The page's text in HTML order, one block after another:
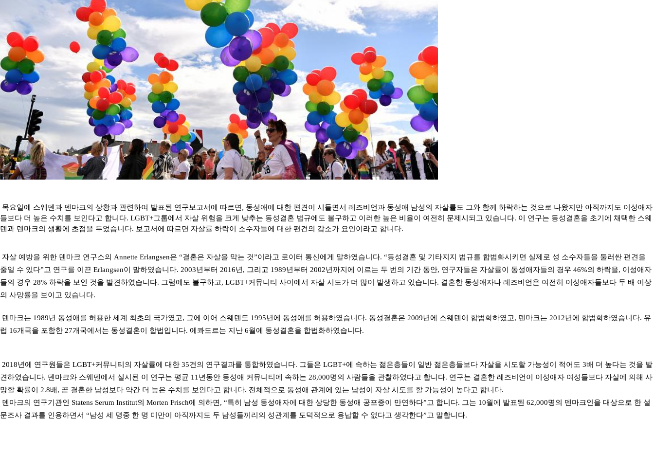
목요일에 스웨덴과 덴마크의 상황과 관련하여 발표된 연구보고서에 따르면, 동성애에 대한 편견이 시들면서 레즈비언과 동성애 남성의 자살률도 그와 함께 하락하는 것으로 나왔지만 아직까지도 이성애자
들보다 더 높은 수치를 보인다고 합니다. LGBT+그룹에서 자살 위험을 크게 낮추는 동성결혼 법규에도 불구하고 이러한 높은 비율이 여전히 문제시되고 있습니다. 이 연구는 동성결혼을 초기에 채택한 스웨
덴과 덴마크의 생활에 초점을 두었습니다. 보고서에 따르면 자살률 하락이 소수자들에 대한 편견의 감소가 요인이라고 합니다.
자살 예방을 위한 덴마크 연구소의 Annette Erlangsen은 “결혼은 자살을 막는 것”이라고 로이터 통신에게 말하였습니다. “동성결혼 및 기타지지 법규를 합법화시키면 실제로 성 소수자들을 둘러싼 편견을
줄일 수 있다”고 연구를 이끈 Erlangsen이 말하였습니다. 2003년부터 2016년, 그리고 1989년부터 2002년까지에 이르는 두 번의 기간 동안, 연구자들은 자살률이 동성애자들의 경우 46%의 하락을, 이성애자
들의 경우 28% 하락을 보인 것을 발견하였습니다. 그럼에도 불구하고, LGBT+커뮤니티 사이에서 자살 시도가 더 많이 발생하고 있습니다. 결혼한 동성애자나 레즈비언은 여전히 이성애자들보다 두 배 이상
의 사망률을 보이고 있습니다.
덴마크는 1989년 동성애를 허용한 세계 최초의 국가였고, 그에 이어 스웨덴도 1995년에 동성애를 허용하였습니다. 동성결혼은 2009년에 스웨덴이 합법화하였고, 덴마크는 2012년에 합법화하였습니다. 유
럽 16개국을 포함한 27개국에서는 동성결혼이 합법입니다. 에콰도르는 지난 6월에 동성결혼을 합법화하였습니다.
2018년에 연구원들은 LGBT+커뮤니티의 자살률에 대한 35건의 연구결과를 통합하였습니다. 그들은 LGBT+에 속하는 젊은층들이 일반 젊은층들보다 자살을 시도할 가능성이 적어도 3배 더 높다는 것을 발
견하였습니다. 덴마크와 스웨덴에서 실시된 이 연구는 평균 11 년동안 동성애 커뮤니티에 속하는 28,000명의 사람들을 관찰하였다고 합니다. 연구는 결혼한 레즈비언이 이성애자 여성들보다 자살에 의해 사
망할 확률이 2.8배 , 곧 결혼한 남성보다 약간 더 높은 수치를 보인다고 합니다. 전체적으로 동성애 관계에 있는 남성이 자살 시도를 할 가능성이 높다고 합니다.
덴마크의 연구기관인 Statens Serum Institut의 Morten Frisch에 의하면, “특히 남성 동성애자에 대한 상당한 동성애 공포증이 만연하다”고 합니다. 그는 10월에 발표된 62,000명의 덴마크인을 대상으로 한 설
문조사 결과를 인용하면서 “남성 세 명중 한 명 미만이 아직까지도 두 남성들끼리의 성관계를 도덕적으로 용납할 수 없다고 생각한다”고 말합니다.